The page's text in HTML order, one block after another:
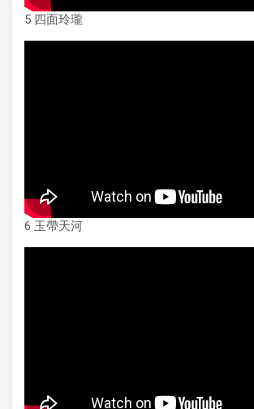
5 四面玲瓏
6 玉帶天河